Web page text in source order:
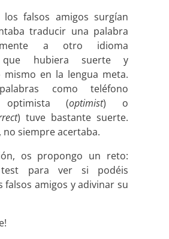
falsos amigos surgían
traducir una palabra
a otro idioma
que hubiera suerte y
mismo en la lengua meta.
como teléfono
(optimist) o
) tuve bastante suerte.
no siempre acertaba.
os propongo un reto:
para ver si podéis
falsos amigos y adivinar su